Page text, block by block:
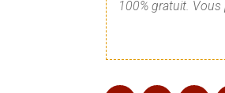
100% gratuit.